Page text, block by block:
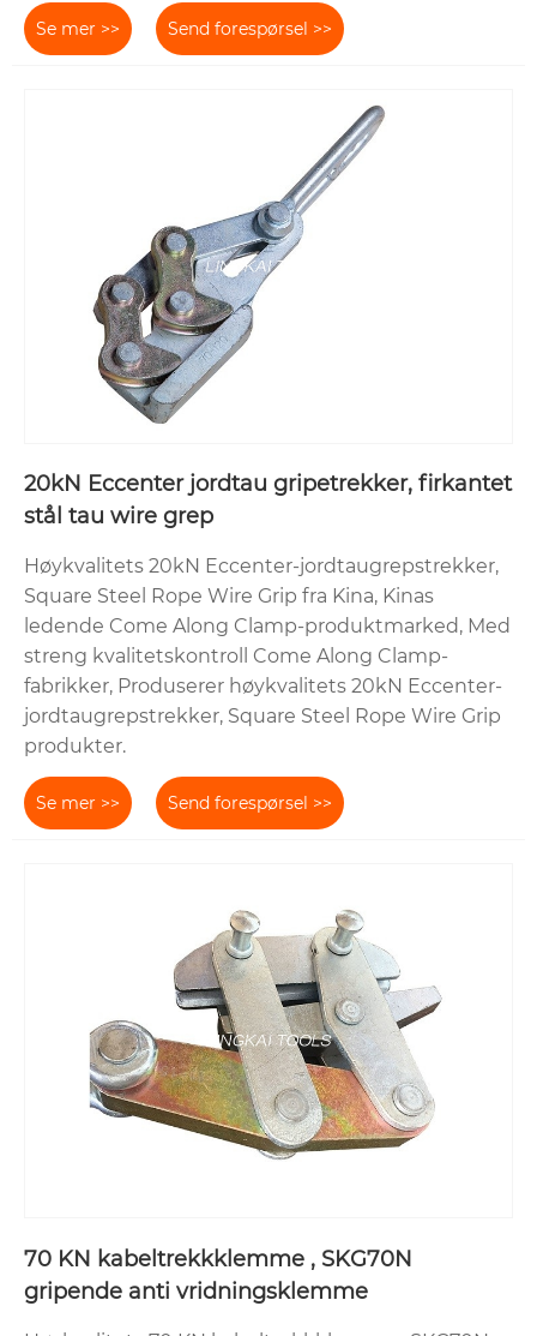
Se mer >> Send forespørsel >>
20kN Eccenter jordtau gripetrekker, firkantet
stål tau wire grep
Høykvalitets 20kN Eccenter-jordtaugrepstrekker,
Square Steel Rope Wire Grip fra Kina, Kinas
ledende Come Along Clamp-produktmarked, Med
streng kvalitetskontroll Come Along Clamp-
fabrikker, Produserer høykvalitets 20kN Eccenter-
jordtaugrepstrekker, Square Steel Rope Wire Grip
produkter.
Se mer >> Send forespørsel >>
70 KN kabeltrekkklemme , SKG70N
gripende anti vridningsklemme